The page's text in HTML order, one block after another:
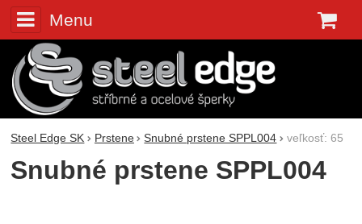
Menu
Steel Edge SK Prstene Snubné prstene SPPL004 veľkosť: 65
Snubné prstene SPPL004